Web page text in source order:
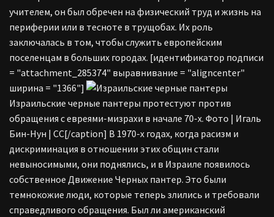
учителем, он был обречен на физический труд и жизнь на
периферии или в тесноте в трущобах. Их роль
заключалась в том, чтобы служить европейским
поселенцам в больших городах. [идентификатор подписи
= "attachment_285374" выравнивание = "aligncenter"
ширина = "1366"]
Израильские черные пантеры протестуют против
обращения с евреями-мизрахи в начале 70-х. Фото | Игаль
Бин-Нун | CC[/caption] В 1970-х годах, когда расизм и
дискриминация в отношении этих общин стали
невыносимыми, они поднялись, и в Израиле появилось
собственное Движение Черных пантер. Это были
темнокожие люди, которые теперь злились и требовали
справедливого обращения. Был ли американский